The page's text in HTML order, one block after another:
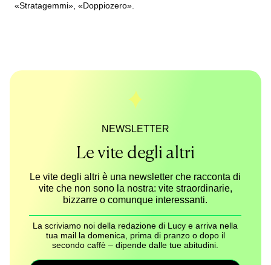
«Stratagemmi», «Doppiozero».
NEWSLETTER
Le vite degli altri
Le vite degli altri è una newsletter che racconta di
vite che non sono la nostra: vite straordinarie,
bizzarre o comunque interessanti.
La scriviamo noi della redazione di Lucy e arriva nella
tua mail la domenica, prima di pranzo o dopo il
secondo caffè – dipende dalle tue abitudini.